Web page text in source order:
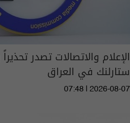
الإعلام والاتصالات تصدر
ستارلنك في العراق
07:48 | 2026-08-07